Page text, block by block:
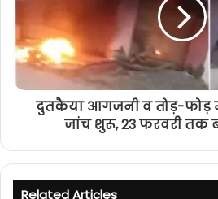
दुतकैया आगजनी व तोड़-फोड़
जांच शुरू, 23 फरवरी तक
Related Articles